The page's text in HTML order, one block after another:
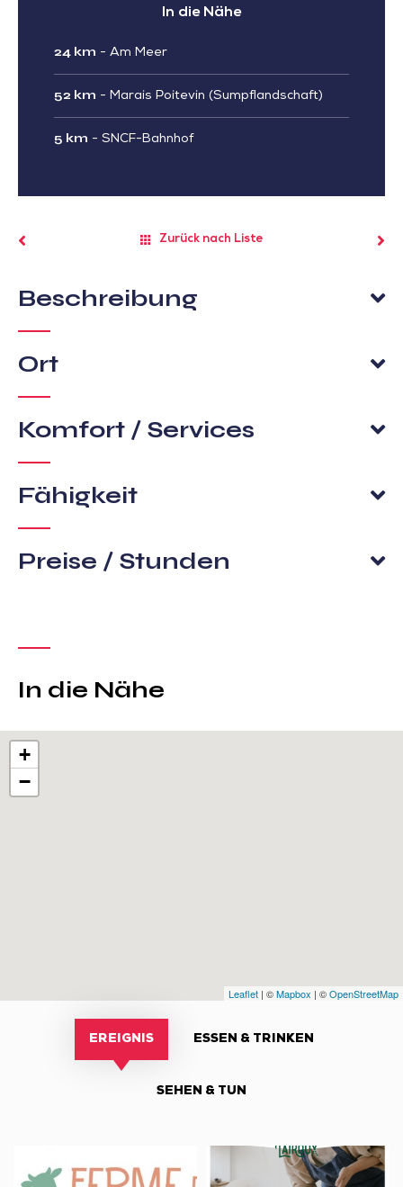
In die Nähe
24 km - Am Meer
52 km - Marais Poitevin (Sumpflandschaft)
5 km - SNCF-Bahnhof
Zurück nach Liste
Beschreibung
Ort
Komfort / Services
Fähigkeit
Preise / Stunden
In die Nähe
+
−
Leaflet | ©Mapbox | ©OpenStreetMap
EREIGNIS ESSEN & TRINKEN
SEHEN & TUN
ouverte
été